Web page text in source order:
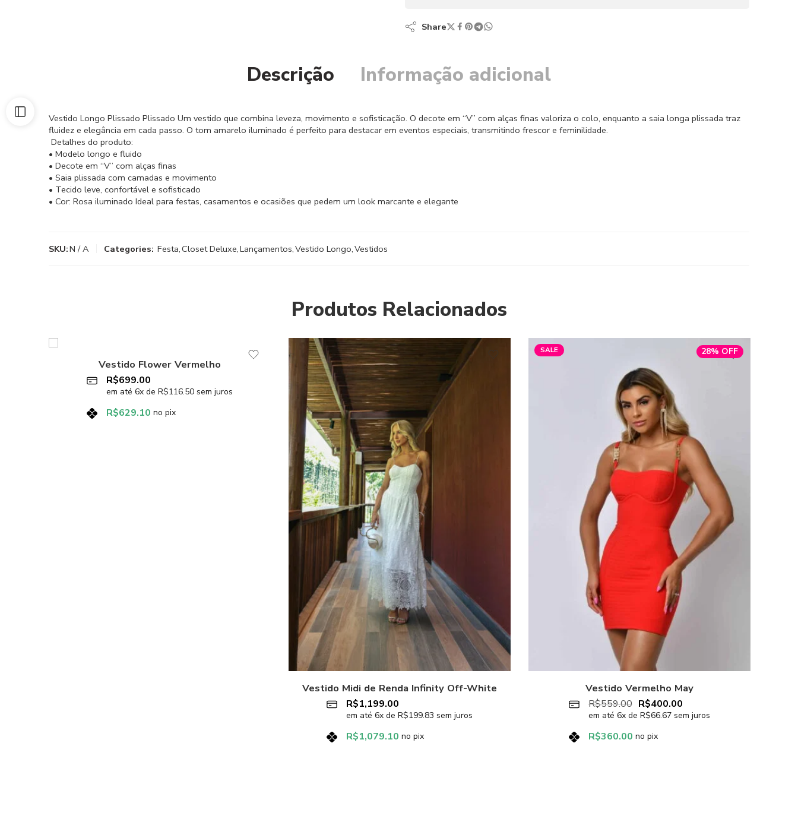
Share
Descrição Informação adicional
Vestido Longo Plissado Plissado Um vestido que combina leveza, movimento e sofisticação. O decote em “V” com alças finas valoriza o colo, enquanto a saia longa plissada traz
fluidez e elegância em cada passo. O tom amarelo iluminado é perfeito para destacar em eventos especiais, transmitindo frescor e feminilidade.
Detalhes do produto:
• Modelo longo e fluido
• Decote em “V” com alças finas
• Saia plissada com camadas e movimento
• Tecido leve, confortável e sofisticado
• Cor: Rosa iluminado Ideal para festas, casamentos e ocasiões que pedem um look marcante e elegante
SKU:N / A Categories: Festa,Closet Deluxe,Lançamentos,Vestido Longo,Vestidos
Produtos Relacionados
Vestido Flower Vermelho
R$699.00
em até 6x de R$116.50 sem juros
R$629.10 no pix
Vestido Midi de Renda Infinity Off-White
R$1,199.00
em até 6x de R$199.83 sem juros
R$1,079.10 no pix
SALE 28% OFF
Vestido Vermelho May
R$559.00 R$400.00
em até 6x de R$66.67 sem juros
R$360.00 no pix